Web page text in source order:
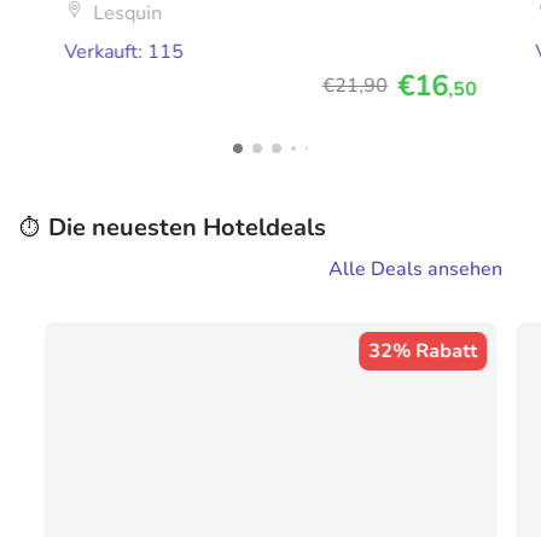
Lesquin
Verkauft: 115
€21,90 €16,50
⏱️ Die neuesten Hoteldeals
Alle Deals ansehen
32% Rabatt